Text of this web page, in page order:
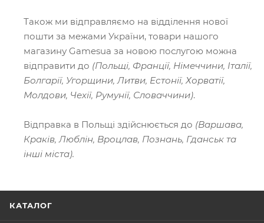
Також ми відправляємо на відділення нової
пошти за межами України, товари нашого
магазину Gamesua за новою послугою можна
відправити до (Польщі, Франції, Німеччини, Італії,
Болгарії, Угорщини, Литви, Естонії, Хорватії,
Молдови, Чехії, Румунії, Словаччини).
Відправка в Польщі здійснюється до (Варшава,
Краків, Люблін, Вроцлав, Познань, Гданськ та
інші міста).
КАТАЛОГ